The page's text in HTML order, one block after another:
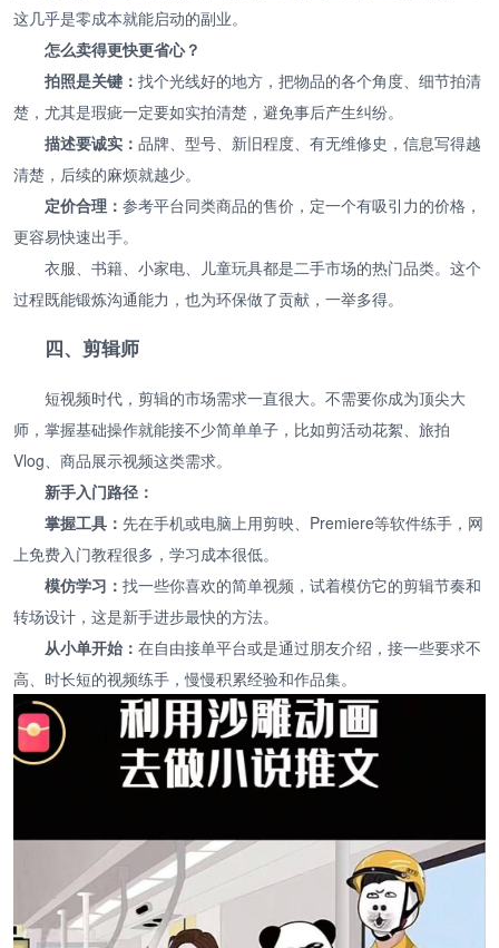
这几乎是零成本就能启动的副业。
怎么卖得更快更省心？
拍照是关键： 找个光线好的地方，把物品的各个角度、细节拍清
楚，尤其是瑕疵一定要如实拍清楚，避免事后产生纠纷。
描述要诚实： 品牌、型号、新旧程度、有无维修史，信息写得越
清楚，后续的麻烦就越少。
定价合理： 参考平台同类商品的售价，定一个有吸引力的价格，
更容易快速出手。
衣服、书籍、小家电、儿童玩具都是二手市场的热门品类。这个
过程既能锻炼沟通能力，也为环保做了贡献，一举多得。
四、剪辑师
短视频时代，剪辑的市场需求一直很大。不需要你成为顶尖大
师，掌握基础操作就能接不少简单单子，比如剪活动花絮、旅拍
Vlog、商品展示视频这类需求。
新手入门路径：
掌握工具： 先在手机或电脑上用剪映、Premiere等软件练手，网
上免费入门教程很多，学习成本很低。
模仿学习： 找一些你喜欢的简单视频，试着模仿它的剪辑节奏和
转场设计，这是新手进步最快的方法。
从小单开始： 在自由接单平台或是通过朋友介绍，接一些要求不
高、时长短的视频练手，慢慢积累经验和作品集。